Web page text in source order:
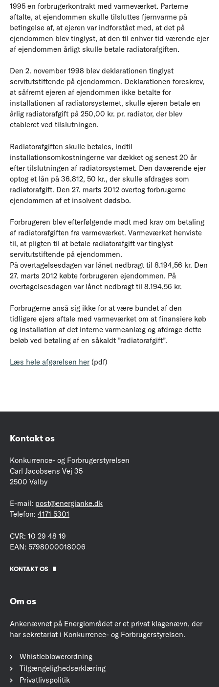
1995 en forbrugerkontrakt med varmeværket. Parterne
aftalte, at ejendommen skulle tilsluttes fjernvarme på
betingelse af, at ejeren var indforstået med, at det på
ejendommen blev tinglyst, at den til enhver tid værende ejer
af ejendommen årligt skulle betale radiatorafgiften.
Den 2. november 1998 blev deklarationen tinglyst
servitutstiftende på ejendommen. Deklarationen foreskrev,
at såfremt ejeren af ejendommen ikke betalte for
installationen af radiatorsystemet, skulle ejeren betale en
årlig radiatorafgift på 250,00 kr. pr. radiator, der blev
etableret ved tilslutningen.
Radiatorafgiften skulle betales, indtil
installationsomkostningerne var dækket og senest 20 år
efter tilslutningen af radiatorsystemet. Den daværende ejer
optog et lån på 36.812, 50 kr., der skulle afdrages som
radiatorafgift. Den 27. marts 2012 overtog forbrugerne
ejendommen af et insolvent dødsbo.
Forbrugeren blev efterfølgende mødt med krav om betaling
af radiatorafgiften fra varmeværket. Varmeværket henviste
til, at pligten til at betale radiatorafgift var tinglyst
servitutstiftende på ejendommen.
På overtagelsesdagen var lånet nedbragt til 8.194,56 kr. Den
27. marts 2012 købte forbrugeren ejendommen. På
overtagelsesdagen var lånet nedbragt til 8.194,56 kr.
Forbrugerne anså sig ikke for at være bundet af den
tidligere ejers aftale med varmeværket om at finansiere køb
og installation af det interne varmeanlæg og afdrage dette
beløb ved betaling af en såkaldt ”radiatorafgift”.
Læs hele afgørelsen her (pdf)
Kontakt os
Konkurrence- og Forbrugerstyrelsen
Carl Jacobsens Vej 35
2500 Valby
E-mail: post@energianke.dk
Telefon: 4171 5301
CVR: 10 29 48 19
EAN: 5798000018006
KONTAKT OS
Om os
Ankenævnet på Energiområdet er et privat klagenævn, der
har sekretariat i Konkurrence- og Forbrugerstyrelsen.
Whistleblowerordning
Tilgængelighedserklæring
Privatlivspolitik